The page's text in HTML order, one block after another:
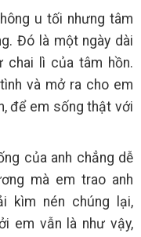
u tối nhưng tâm
Đó là một ngày dài
chai lì của tâm hồn.
và mở ra cho em
để em sống thật với
của anh chẳng dễ
mà em trao anh
kìm nén chúng lại,
em vẫn là như vậy,